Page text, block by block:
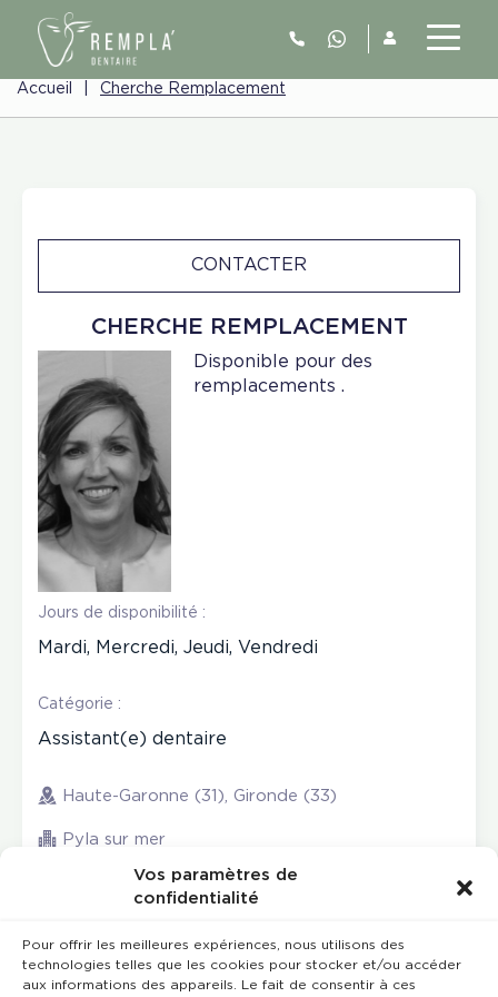
Vos paramètres de
confidentialité
Pour offrir les meilleures expériences, nous utilisons des
technologies telles que les cookies pour stocker et/ou accéder
aux informations des appareils. Le fait de consentir à ces
Accueil Cherche Remplacement
CHERCHE REMPLACEMENT
CONTACTER
Disponible pour des
remplacements .
Jours de disponibilité :
Mardi, Mercredi, Jeudi, Vendredi
Catégorie :
Assistant(e) dentaire
Haute-Garonne (31), Gironde (33)
Pyla sur mer